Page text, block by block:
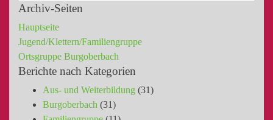
Archiv-Seiten
Hauptseite
Jugend/Klettern/Familiengruppe
Ortsgruppe Burgoberbach
Berichte nach Kategorien
Aus- und Weiterbildung (31)
Burgoberbach (31)